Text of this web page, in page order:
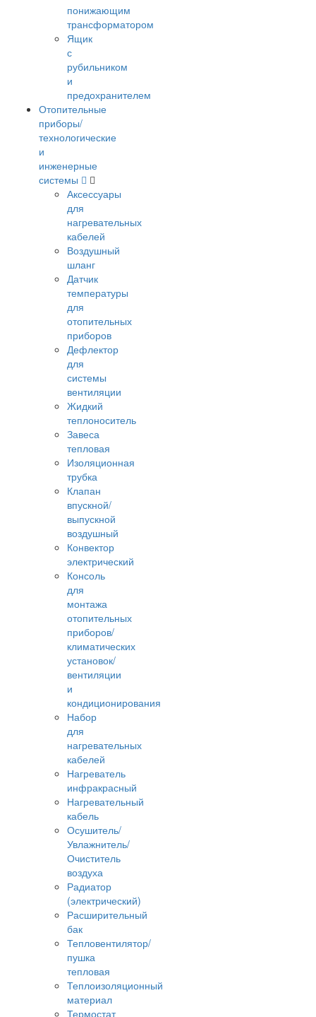
понижающим
трансформатором
Ящик
с
рубильником
и
предохранителем
Отопительные
приборы/
технологические
и
инженерные
системы
Аксессуары
для
нагревательных
кабелей
Воздушный
шланг
Датчик
температуры
для
отопительных
приборов
Дефлектор
для
системы
вентиляции
Жидкий
теплоноситель
Завеса
тепловая
Изоляционная
трубка
Клапан
впускной/
выпускной
воздушный
Конвектор
электрический
Консоль
для
монтажа
отопительных
приборов/
климатических
установок/
вентиляции
и
кондиционирования
Набор
для
нагревательных
кабелей
Нагреватель
инфракрасный
Нагревательный
кабель
Осушитель/
Увлажнитель/
Очиститель
воздуха
Радиатор
(электрический)
Расширительный
бак
Тепловентилятор/
пушка
тепловая
Теплоизоляционный
материал
Термостат